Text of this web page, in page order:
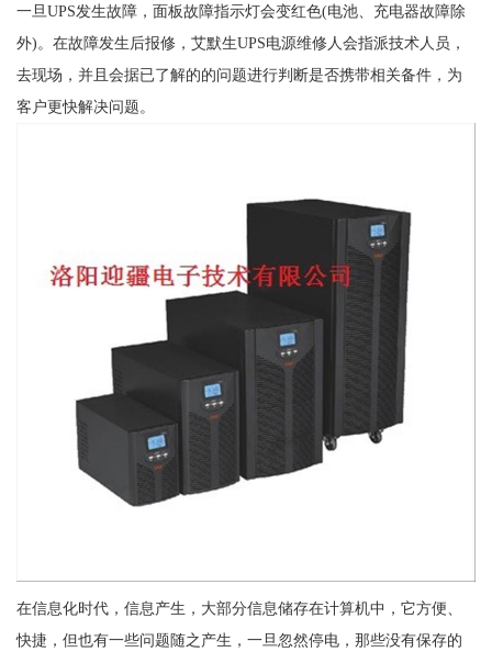
一旦UPS发生故障，面板故障指示灯会变红色(电池、充电器故障除
外)。在故障发生后报修，艾默生UPS电源维修人会指派技术人员，
去现场，并且会据已了解的的问题进行判断是否携带相关备件，为
客户更快解决问题。
在信息化时代，信息产生，大部分信息储存在计算机中，它方便、
快捷，但也有一些问题随之产生，一旦忽然停电，那些没有保存的